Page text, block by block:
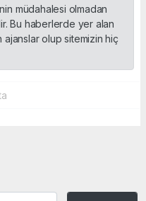
müdahalesi olmadan
Bu haberlerde yer alan
olup sitemizin hiç